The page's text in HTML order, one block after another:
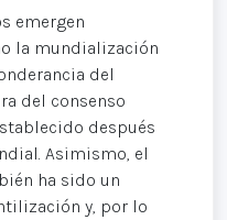
emergen
la mundialización
del
del consenso
después
Asimismo, el
ha sido un
y, por lo